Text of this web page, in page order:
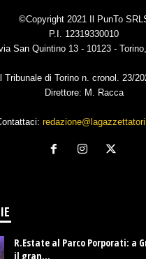
©Copyright 2021 Il PunTo
P.I. 12319330010
San Quintino 13 - 10123 -
Tribunale di Torino n. cronol. 23/
Direttore: M. Racca
R.Estate al Parco Porporati: a
il gran...